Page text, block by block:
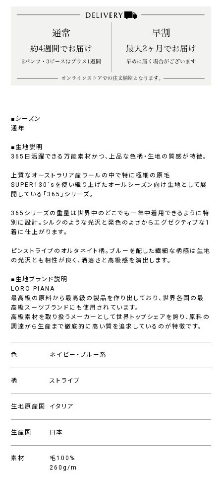
■シーズン
通年
■生地説明
365日活躍できる万能素材かつ、上品な色柄・生地の質感が特徴。
上質なオーストラリア産ウールの中で特に極細の原毛
SUPER130`sを使い織り上げたオールシーズン向け生地として展
開している「365」シリーズ。
365シリーズの重量は世界中のどこでも一年中着用できるように特
別に設計。シルクのような光沢と発色のよさからエグゼクティブな1
着に仕上がります。
ピンストライプのオルタネイト柄。ブルーを配した繊細な柄感は生地
の光沢とも相性が良く、洒落さと高級感を演出します。
■生地ブランド説明
LORO PIANA
最高級の原料から最高級の製品を作り出しており、世界各国の最
高級スーツブランドにも使用されています。
高級素材を取り扱うメーカーとして世界トップシェアを誇り、原料の
調達から生産まで徹底的に高い質を追求しているのが特徴です。
色 ネイビー・ブルー系
柄 ストライプ
生地原産国 イタリア
生産国 日本
素材
毛100%
260g/m